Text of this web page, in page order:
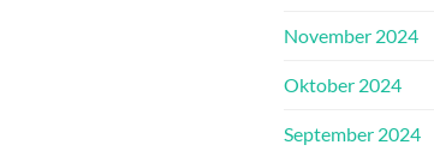
November 2024
Oktober 2024
September 2024